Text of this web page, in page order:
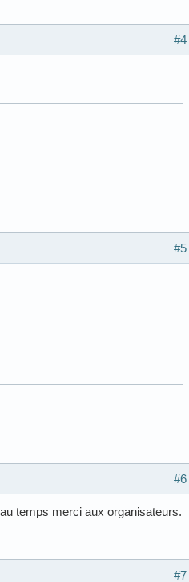
#4
#5
#6
temps merci aux organisateurs.
#7